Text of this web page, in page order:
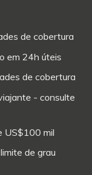
de cobertura
em 24h úteis
de cobertura
- consulte
US$100 mil
de grau